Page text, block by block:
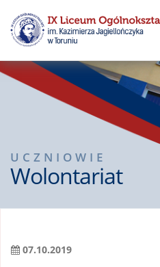
UCZNIOWIE
Wolontariat
07.10.2019